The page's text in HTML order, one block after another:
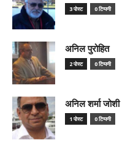
3 पोस्ट 0 टिप्पणी
अनिल पुरोहित
2 पोस्ट 0 टिप्पणी
अनिल शर्मा जोशी
1 पोस्ट 0 टिप्पणी